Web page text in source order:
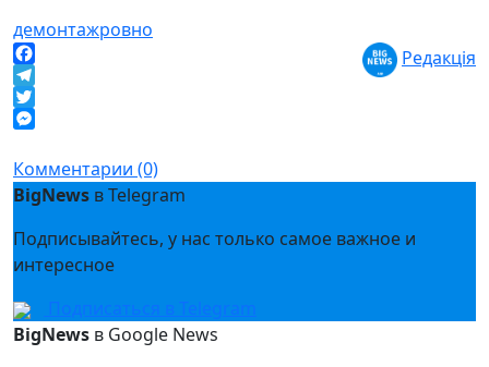
демонтажровно
Facebook
Telegram
Twitter
Редакція
Комментарии (0)
BigNews в Telegram
Подписывайтесь, у нас только самое важное и
интересное
Подписаться в Telegram
BigNews в Google News